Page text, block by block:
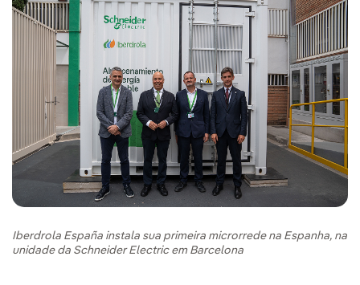
Iberdrola España instala sua primeira microrrede na Espanha, na
unidade da Schneider Electric em Barcelona